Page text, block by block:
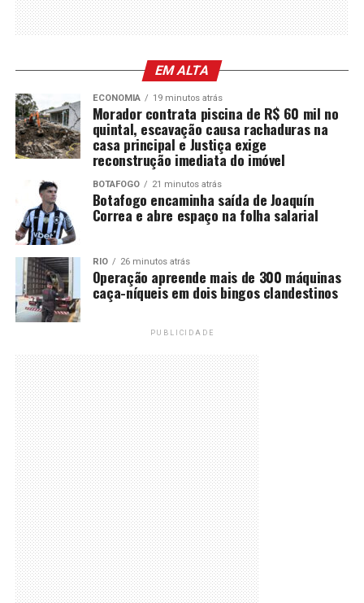
EM ALTA
ECONOMIA 19 minutos atrás
Morador contrata piscina de R$ 60 mil no
quintal, escavação causa rachaduras na
casa principal e Justiça exige
reconstrução imediata do imóvel
BOTAFOGO 21 minutos atrás
Botafogo encaminha saída de Joaquín
Correa e abre espaço na folha salarial
RIO 26 minutos atrás
Operação apreende mais de 300 máquinas
caça-níqueis em dois bingos clandestinos
PUBLICIDADE